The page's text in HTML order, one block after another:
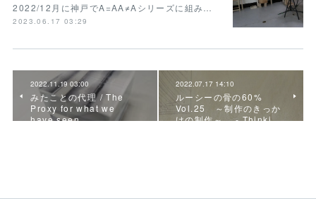
2022/12月に神戸でA=AA≠Aシリーズに組み…
2023.06.17 03:29
2022.11.19 03:00
みたことの代理 / The
Proxy for what we
have seen
2022.07.17 14:10
ルーシーの骨の60%
Vol.25 ～制作のきっか
けの制作～ - Thinki…